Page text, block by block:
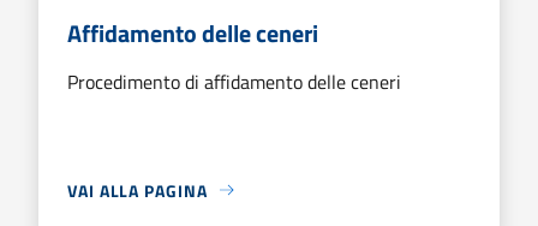
Affidamento delle ceneri
Procedimento di affidamento delle ceneri
VAI ALLA PAGINA